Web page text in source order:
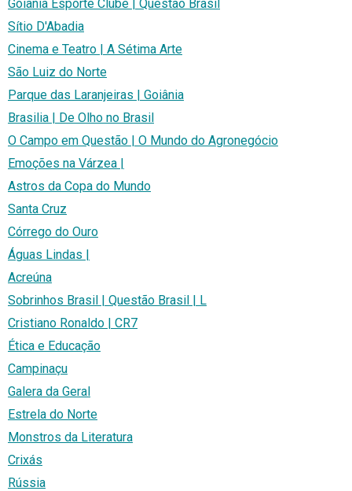
Goiânia Esporte Clube | Questão Brasil
Sítio D'Abadia
Cinema e Teatro | A Sétima Arte
São Luiz do Norte
Parque das Laranjeiras | Goiânia
Brasilia | De Olho no Brasil
O Campo em Questão | O Mundo do Agronegócio
Emoções na Várzea |
Astros da Copa do Mundo
Santa Cruz
Córrego do Ouro
Águas Lindas |
Acreúna
Sobrinhos Brasil | Questão Brasil | L
Cristiano Ronaldo | CR7
Ética e Educação
Campinaçu
Galera da Geral
Estrela do Norte
Monstros da Literatura
Crixás
Rússia